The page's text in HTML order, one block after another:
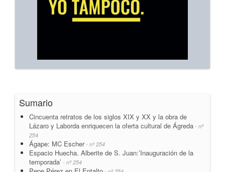
Sumario
Cincuenta retratos de los siglos XIX y XX y la obra de
Lázaro y Laborda enriquecen la oferta cultural de Ágreda - nº
254
Ágape: MC Escher- nº 254
Espacio Huecha. Alberite de S. Juan:’Inauguración de la
temporada’ - nº 254